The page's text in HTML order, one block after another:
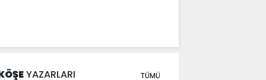
YAZARLARI TÜMÜ